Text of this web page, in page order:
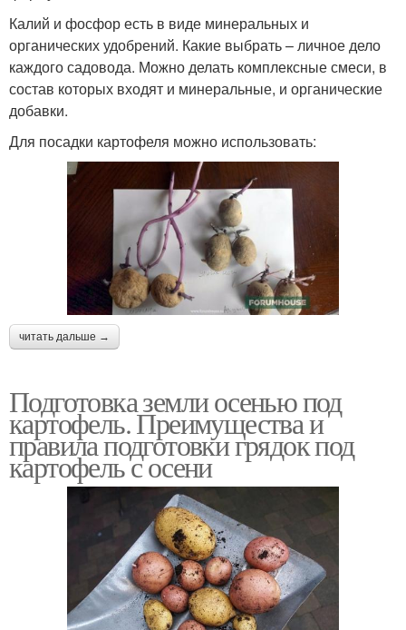
Калий и фосфор есть в виде минеральных и
органических удобрений. Какие выбрать – личное дело
каждого садовода. Можно делать комплексные смеси, в
состав которых входят и минеральные, и органические
добавки.
Для посадки картофеля можно использовать:
читать дальше →
Подготовка земли осенью под
картофель. Преимущества и
правила подготовки грядок под
картофель с осени